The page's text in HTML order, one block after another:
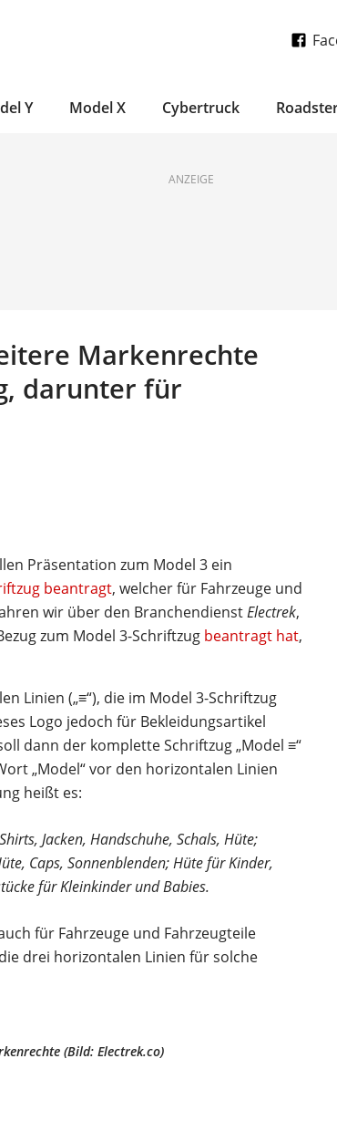
Y Model X Cybertruck
ANZEIGE
Markenrechte
darunter für
Präsentation zum Model 3 ein
beantragt, welcher für Fahrzeuge und
wir über den BranchendienstElectrek,
zum Model 3-Schriftzug beantragt hat,
Linien („≡“), die im Model 3-Schriftzug
Logo jedoch für Bekleidungsartikel
dann der komplette Schriftzug „Model ≡“
„Model“ vor den horizontalen Linien
heißt es:
Jacken, Handschuhe, Schals, Hüte;
Caps, Sonnenblenden; Hüte für Kinder,
für Kleinkinder und Babies.
für Fahrzeuge und Fahrzeugteile
drei horizontalen Linien für solche
(Bild: Electrek.co)